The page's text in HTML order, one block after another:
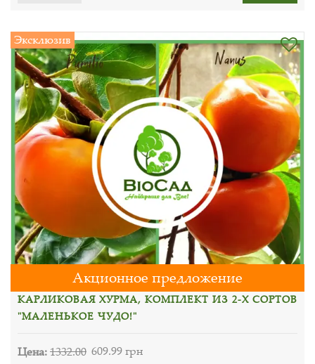
Эксклюзив
Акционное предложение
КАРЛИКОВАЯ ХУРМА, КОМПЛЕКТ ИЗ 2-Х СОРТОВ
"МАЛЕНЬКОЕ ЧУДО!"
Цена:1332.00 609.99 грн